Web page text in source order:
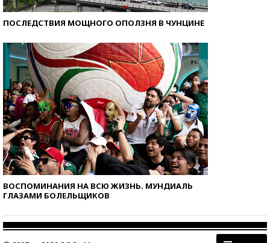
ПОСЛЕДСТВИЯ МОЩНОГО ОПОЛЗНЯ В ЧУНЦИНЕ
ВОСПОМИНАНИЯ НА ВСЮ ЖИЗНЬ. МУНДИАЛЬ
ГЛАЗАМИ БОЛЕЛЬЩИКОВ